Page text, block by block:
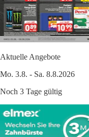
Aktuelle Angebote
Mo. 3.8. - Sa. 8.8.2026
Noch 3 Tage gültig